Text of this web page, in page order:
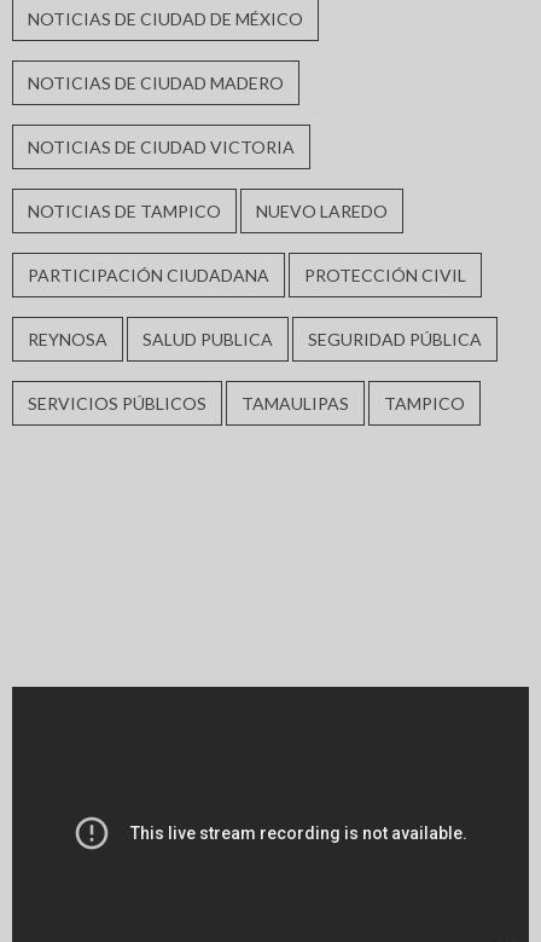
NOTICIAS DE CIUDAD DE MÉXICO
NOTICIAS DE CIUDAD MADERO
NOTICIAS DE CIUDAD VICTORIA
NOTICIAS DE TAMPICO NUEVO LAREDO
PARTICIPACIÓN CIUDADANA PROTECCIÓN CIVIL
REYNOSA SALUD PUBLICA SEGURIDAD PÚBLICA
SERVICIOS PÚBLICOS TAMAULIPAS TAMPICO